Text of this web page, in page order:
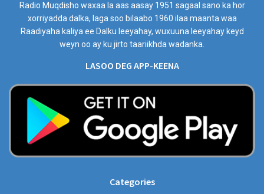
Radio Muqdisho waxaa la aas aasay 1951 sagaal sano ka hor
xorriyadda dalka, laga soo bilaabo 1960 ilaa maanta waa
Raadiyaha kaliya ee Dalku leeyahay, wuxuuna leeyahay keyd
weyn oo ay ku jirto taariikhda wadanka.
LASOO DEG APP-KEENA
Categories